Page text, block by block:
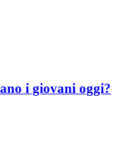
i giovani oggi?